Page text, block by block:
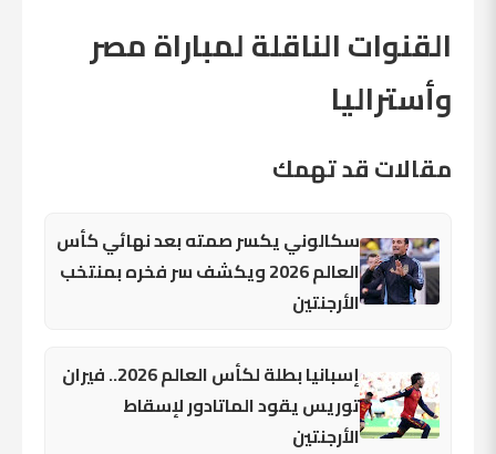
القنوات الناقلة لمباراة مصر
وأستراليا
مقالات قد تهمك
سكالوني يكسر صمته بعد نهائي كأس
العالم 2026 ويكشف سر فخره بمنتخب
الأرجنتين
إسبانيا بطلة لكأس العالم 2026.. فيران
توريس يقود الماتادور لإسقاط
الأرجنتين